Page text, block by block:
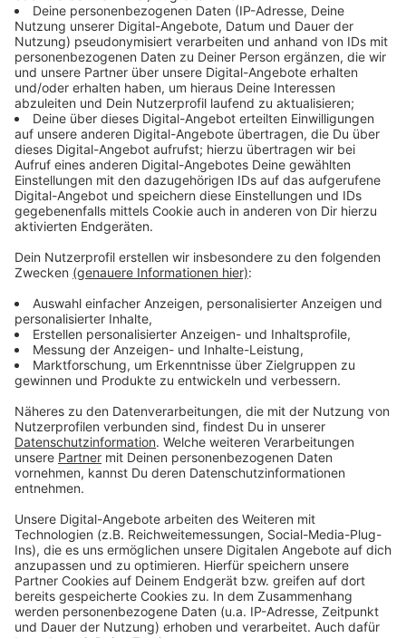
Sozialarbeiterinnen und Sozialarbeiter anzusprechen
und auf Hilfsangebote hinzuweisen. Gleichzeitig bietet
er ihnen einen geschützten Raum", sagt Cornelia
Wilkens, Sozialdezernentin der Stadt Münster. Und
noch etwas kommt hinzu: "Wir haben während der
Umbauphase gesehen, was passiert, wenn es einen
solchen Platz für die Szene nicht mehr gibt. Die
Menschen verteilen sich aufs Viertel, sie ziehen sich in
umliegende Straßen und Hauseingänge zurück. Durch
den Szenebereich schaffen wir an dieser Stelle eine
höhere soziale Kontrolle."
Anzeige
Dazu soll auch die neue Toilettenanlage beitragen. Die
beiden ganzjährig nutzbaren Hock-WCs verfügen
weder über Dächer noch Türen. Stattdessen ist die
Meter hohen Metallwand umgeben. Auf diese Weise
sollen Drogenhandel und Drogenkonsum, wie es sie in
der früheren WC-Anlage auf dem Bremer Platz
gegeben hat, vermieden beziehungsweise besser
Anzeige
Grundsätzlich gilt: Die Toilettenanlage ist dafür da,
dass die szenezugehörigen Menschen dort ihre